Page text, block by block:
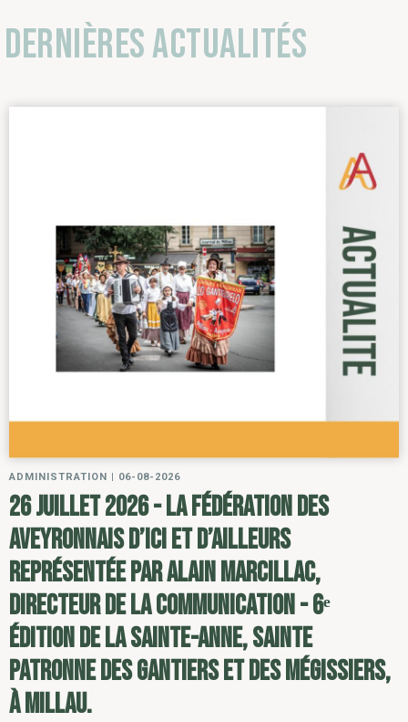
Dernières actualités
ADMINISTRATION | 06-08-2026
26 juillet 2026 - la Fédération des
Aveyronnais d’ici et d’ailleurs
représentée par Alain Marcillac,
directeur de la communication - 6ᵉ
édition de la Sainte-Anne, sainte
patronne des gantiers et des mégissiers,
à Millau.